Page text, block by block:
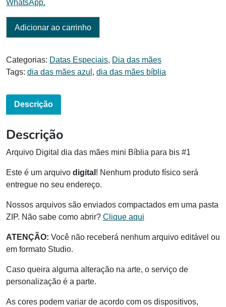
WhatsApp.
Adicionar ao carrinho
Categorias: Datas Especiais, Dia das mães
Tags: dia das mães azul , dia das mães bíblia
Descrição
Descrição
Arquivo Digital dia das mães mini Bíblia para bis #1
Este é um arquivo digital ! Nenhum produto físico será
entregue no seu endereço.
Nossos arquivos são enviados compactados em uma pasta
ZIP. Não sabe como abrir? Clique aqui
ATENÇÃO: Você não receberá nenhum arquivo editável ou
em formato Studio.
Caso queira alguma alteração na arte, o serviço de
personalização é a parte.
As cores podem variar de acordo com os dispositivos,